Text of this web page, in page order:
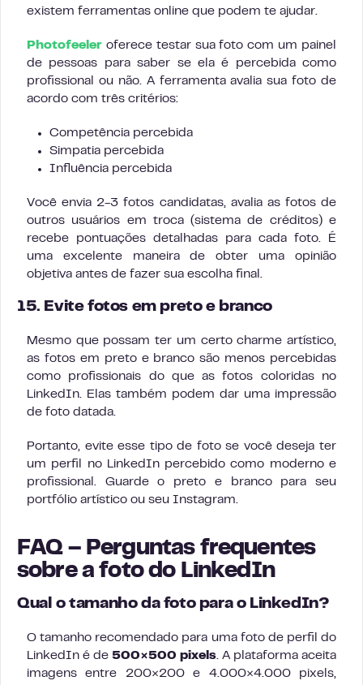
existem ferramentas online que podem te ajudar.
Photofeeler oferece testar sua foto com um painel
de pessoas para saber se ela é percebida como
profissional ou não. A ferramenta avalia sua foto de
acordo com três critérios:
Competência percebida
Simpatia percebida
Influência percebida
Você envia 2-3 fotos candidatas, avalia as fotos de
outros usuários em troca (sistema de créditos) e
recebe pontuações detalhadas para cada foto. É
uma excelente maneira de obter uma opinião
objetiva antes de fazer sua escolha final.
15. Evite fotos em preto e branco
Mesmo que possam ter um certo charme artístico,
as fotos em preto e branco são menos percebidas
como profissionais do que as fotos coloridas no
LinkedIn. Elas também podem dar uma impressão
de foto datada.
Portanto, evite esse tipo de foto se você deseja ter
um perfil no LinkedIn percebido como moderno e
profissional. Guarde o preto e branco para seu
portfólio artístico ou seu Instagram.
FAQ – Perguntas frequentes
sobre a foto do LinkedIn
Qual o tamanho da foto para o LinkedIn?
O tamanho recomendado para uma foto de perfil do
LinkedIn é de 500×500 pixels. A plataforma aceita
imagens entre 200×200 e 4.000×4.000 pixels,